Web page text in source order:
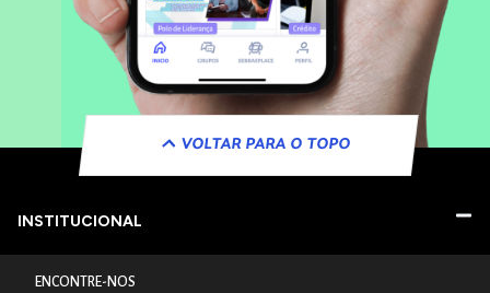
VOLTAR PARA O TOPO
INSTITUCIONAL
ENCONTRE-NOS